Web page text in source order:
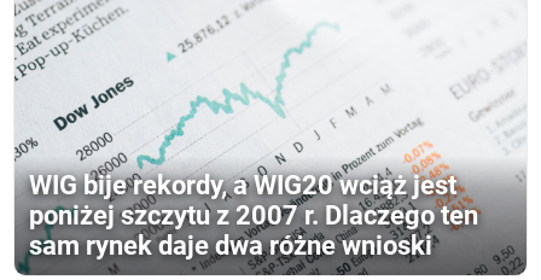
WIG bije rekordy, a WIG20 wciąż jest
poniżej szczytu z 2007 r. Dlaczego ten
sam rynek daje dwa różne wnioski